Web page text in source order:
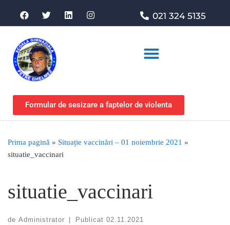
021 324 5135
Formular de sesizare a faptelor de violenta
Prima pagină » Situație vaccinări – 01 noiembrie 2021 »
situatie_vaccinari
situatie_vaccinari
de Administrator | Publicat 02.11.2021